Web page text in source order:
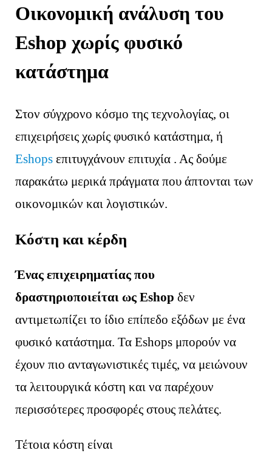
Οικονομική ανάλυση του
Eshop χωρίς φυσικό
κατάστημα
Στον σύγχρονο κόσμο της τεχνολογίας, οι
επιχειρήσεις χωρίς φυσικό κατάστημα, ή
Eshops επιτυγχάνουν επιτυχία . Ας δούμε
παρακάτω μερικά πράγματα που άπτονται των
οικονομικών και λογιστικών.
Κόστη και κέρδη
Ένας επιχειρηματίας που
δραστηριοποιείται ως Eshop δεν
αντιμετωπίζει το ίδιο επίπεδο εξόδων με ένα
φυσικό κατάστημα. Τα Eshops μπορούν να
έχουν πιο ανταγωνιστικές τιμές, να μειώνουν
τα λειτουργικά κόστη και να παρέχουν
περισσότερες προσφορές στους πελάτες.
Τέτοια κόστη είναι